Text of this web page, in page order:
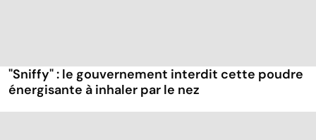
"Sniffy" : le gouvernement interdit cette poudre
énergisante à inhaler par le nez